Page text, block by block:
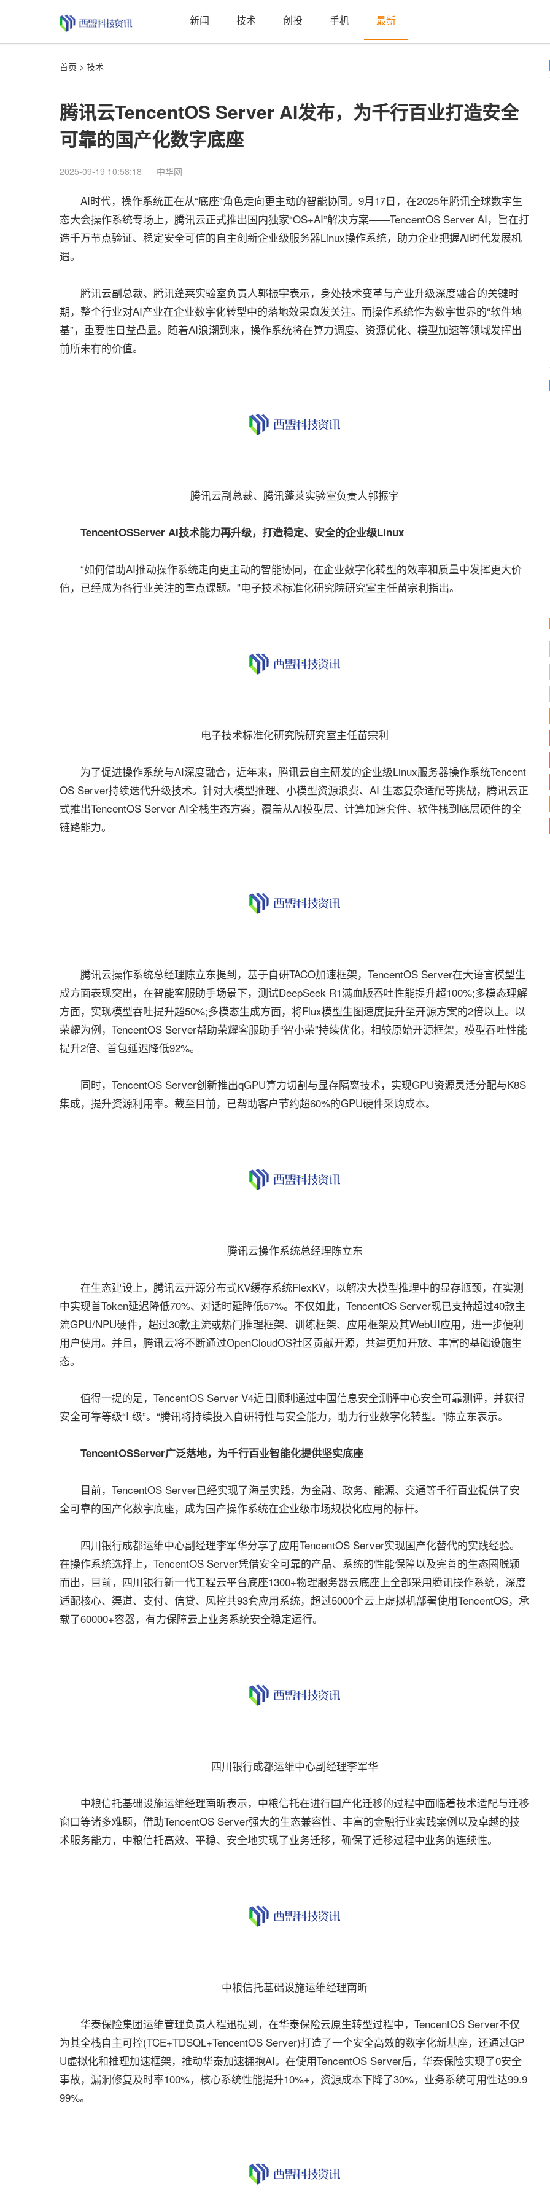
新闻 技术 创投 手机 最新
首页 > 技术
腾讯云TencentOS Server AI发布，为千行百业打造安全
可靠的国产化数字底座
2025-09-19 10:58:18 中华网
AI时代，操作系统正在从“底座”角色走向更主动的智能协同。9月17日，在2025年腾讯全球数字生
态大会操作系统专场上，腾讯云正式推出国内独家“OS+AI”解决方案——TencentOS Server AI，旨在打
造千万节点验证、稳定安全可信的自主创新企业级服务器Linux操作系统，助力企业把握AI时代发展机
遇。
腾讯云副总裁、腾讯蓬莱实验室负责人郭振宇表示，身处技术变革与产业升级深度融合的关键时
期，整个行业对AI产业在企业数字化转型中的落地效果愈发关注。而操作系统作为数字世界的“软件地
基”，重要性日益凸显。随着AI浪潮到来，操作系统将在算力调度、资源优化、模型加速等领域发挥出
前所未有的价值。
腾讯云副总裁、腾讯蓬莱实验室负责人郭振宇
TencentOSServer AI技术能力再升级，打造稳定、安全的企业级Linux
“如何借助AI推动操作系统走向更主动的智能协同，在企业数字化转型的效率和质量中发挥更大价
值，已经成为各行业关注的重点课题。”电子技术标准化研究院研究室主任苗宗利指出。
电子技术标准化研究院研究室主任苗宗利
为了促进操作系统与AI深度融合，近年来，腾讯云自主研发的企业级Linux服务器操作系统Tencent
OS Server持续迭代升级技术。针对大模型推理、小模型资源浪费、AI 生态复杂适配等挑战，腾讯云正
式推出TencentOS Server AI全栈生态方案，覆盖从AI模型层、计算加速套件、软件栈到底层硬件的全
链路能力。
腾讯云操作系统总经理陈立东提到，基于自研TACO加速框架，TencentOS Server在大语言模型生
成方面表现突出，在智能客服助手场景下，测试DeepSeek R1满血版吞吐性能提升超100%;多模态理解
方面，实现模型吞吐提升超50%;多模态生成方面，将Flux模型生图速度提升至开源方案的2倍以上。以
荣耀为例，TencentOS Server帮助荣耀客服助手“智小荣”持续优化，相较原始开源框架，模型吞吐性能
提升2倍、首包延迟降低92%。
同时，TencentOS Server创新推出qGPU算力切割与显存隔离技术，实现GPU资源灵活分配与K8S
集成，提升资源利用率。截至目前，已帮助客户节约超60%的GPU硬件采购成本。
腾讯云操作系统总经理陈立东
在生态建设上，腾讯云开源分布式KV缓存系统FlexKV，以解决大模型推理中的显存瓶颈，在实测
中实现首Token延迟降低70%、对话时延降低57%。不仅如此，TencentOS Server现已支持超过40款主
流GPU/NPU硬件，超过30款主流或热门推理框架、训练框架、应用框架及其WebUI应用，进一步便利
用户使用。并且，腾讯云将不断通过OpenCloudOS社区贡献开源，共建更加开放、丰富的基础设施生
态。
值得一提的是，TencentOS Server V4近日顺利通过中国信息安全测评中心安全可靠测评，并获得
安全可靠等级“I 级”。“腾讯将持续投入自研特性与安全能力，助力行业数字化转型。”陈立东表示。
TencentOSServer广泛落地，为千行百业智能化提供坚实底座
目前，TencentOS Server已经实现了海量实践，为金融、政务、能源、交通等千行百业提供了安
全可靠的国产化数字底座，成为国产操作系统在企业级市场规模化应用的标杆。
四川银行成都运维中心副经理李军华分享了应用TencentOS Server实现国产化替代的实践经验。
在操作系统选择上，TencentOS Server凭借安全可靠的产品、系统的性能保障以及完善的生态圈脱颖
而出，目前，四川银行新一代工程云平台底座1300+物理服务器云底座上全部采用腾讯操作系统，深度
适配核心、渠道、支付、信贷、风控共93套应用系统，超过5000个云上虚拟机部署使用TencentOS，承
载了60000+容器，有力保障云上业务系统安全稳定运行。
四川银行成都运维中心副经理李军华
中粮信托基础设施运维经理南昕表示，中粮信托在进行国产化迁移的过程中面临着技术适配与迁移
窗口等诸多难题，借助TencentOS Server强大的生态兼容性、丰富的金融行业实践案例以及卓越的技
术服务能力，中粮信托高效、平稳、安全地实现了业务迁移，确保了迁移过程中业务的连续性。
中粮信托基础设施运维经理南昕
华泰保险集团运维管理负责人程迅提到，在华泰保险云原生转型过程中，TencentOS Server不仅
为其全栈自主可控(TCE+TDSQL+TencentOS Server)打造了一个安全高效的数字化新基座，还通过GP
U虚拟化和推理加速框架，推动华泰加速拥抱AI。在使用TencentOS Server后，华泰保险实现了0安全
事故，漏洞修复及时率100%，核心系统性能提升10%+，资源成本下降了30%，业务系统可用性达99.9
99%。